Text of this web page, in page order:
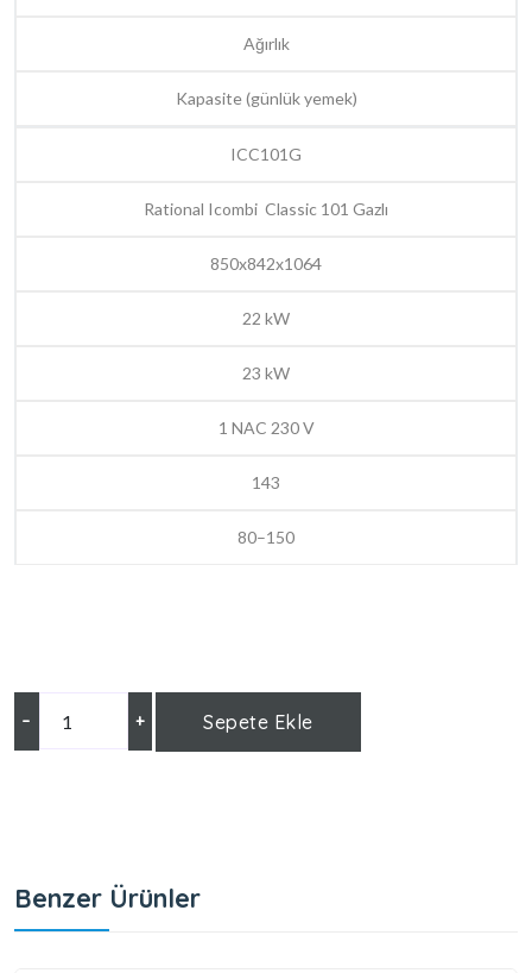
Ağırlık
Kapasite (günlük yemek)
ICC101G
Rational Icombi Classic 101 Gazlı
850x842x1064
22 kW
23 kW
1 NAC 230 V
143
80–150
– + Sepete Ekle
Benzer Ürünler